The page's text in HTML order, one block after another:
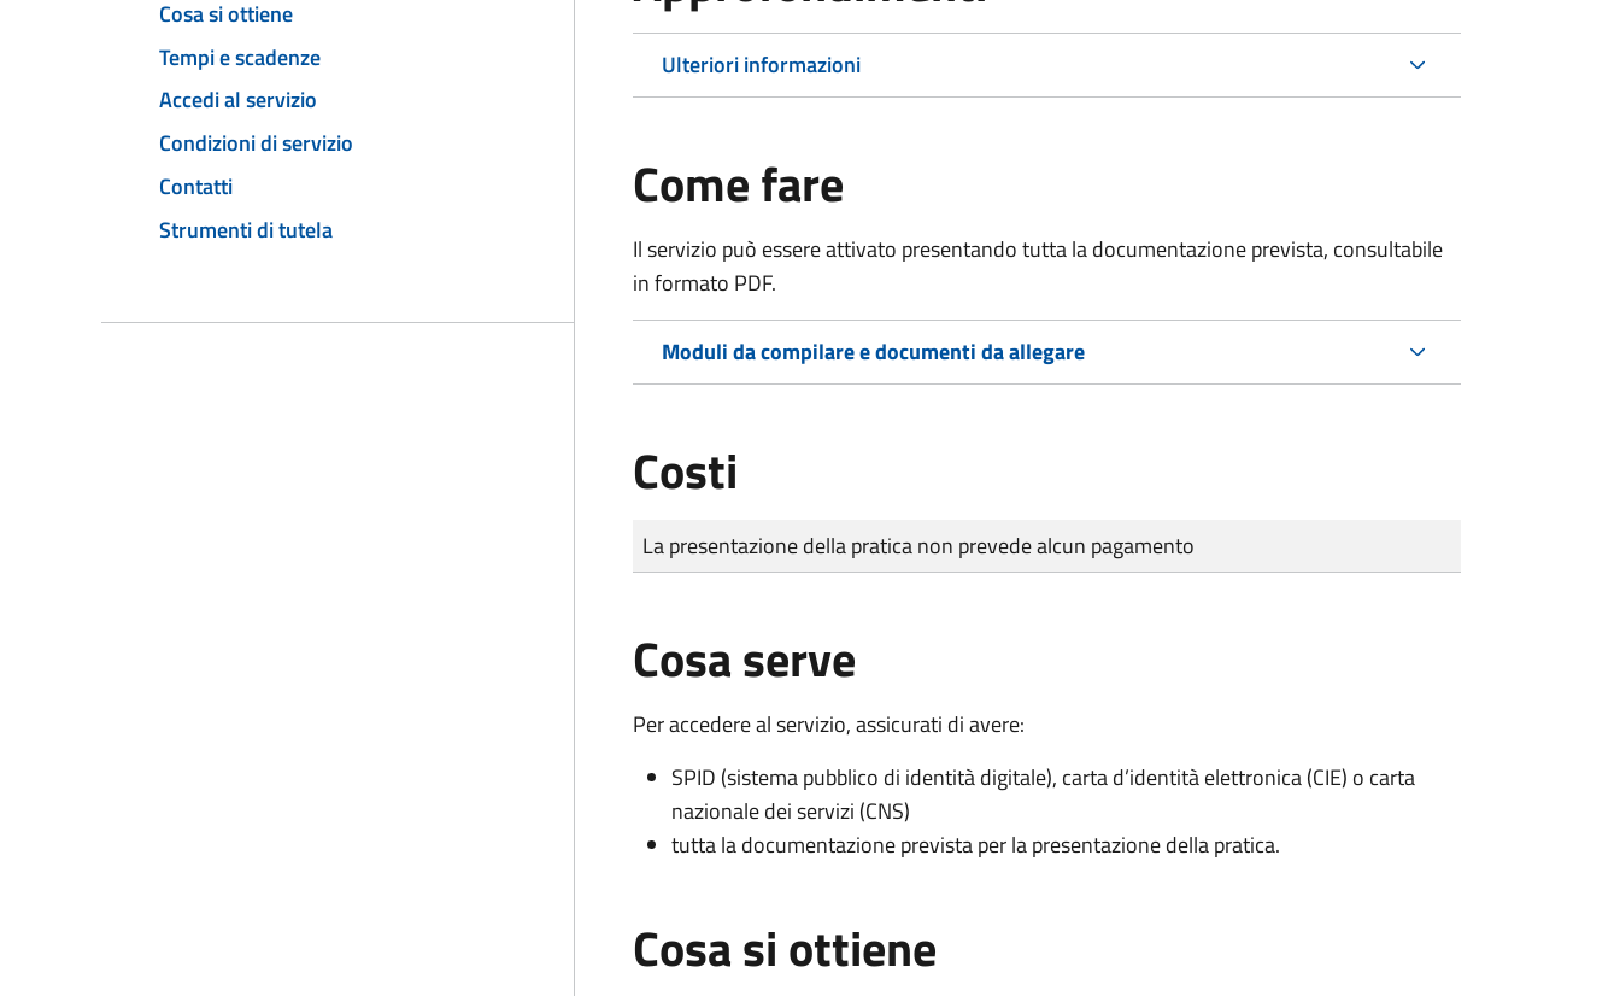
Cosa si ottiene
Tempi e scadenze
Accedi al servizio
Condizioni di servizio
Contatti
Strumenti di tutela
Ulteriori informazioni
Come fare
Il servizio può essere attivato presentando tutta la documentazione prevista, consultabile
in formato PDF.
Moduli da compilare e documenti da allegare
Costi
Tipo di pagamento
Importo
La presentazione della pratica non prevede alcun pagamento
Cosa serve
Per accedere al servizio, assicurati di avere:
SPID (sistema pubblico di identità digitale), carta d’identità elettronica (CIE) o carta
nazionale dei servizi (CNS)
tutta la documentazione prevista per la presentazione della pratica.
Cosa si ottiene